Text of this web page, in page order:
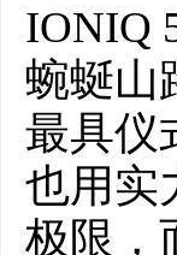
IONIQ
蜿蜒山
最具仪
也用实
极限，